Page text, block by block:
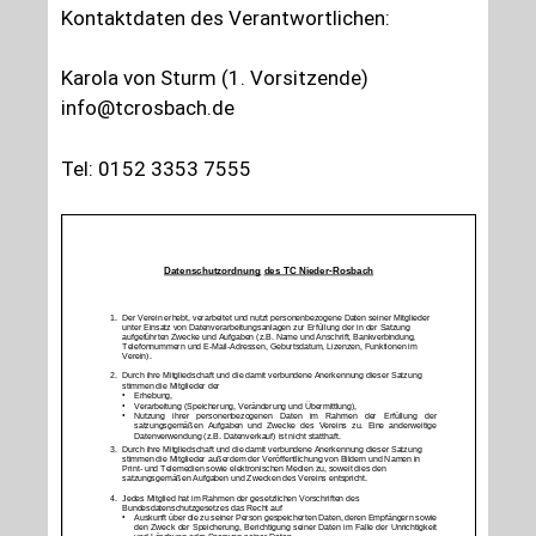
Kontaktdaten des Verantwortlichen:
Karola von Sturm (1. Vorsitzende)
info@tcrosbach.de
Tel: 0152 3353 7555